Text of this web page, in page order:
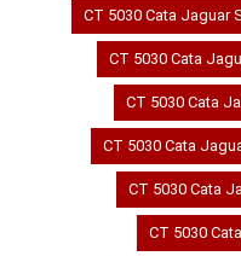
CT 5030 Cata Jaguar
CT 5030 Cata
CT 5030 Cata
CT 5030 Cata
CT 5030 Cata
CT 5030